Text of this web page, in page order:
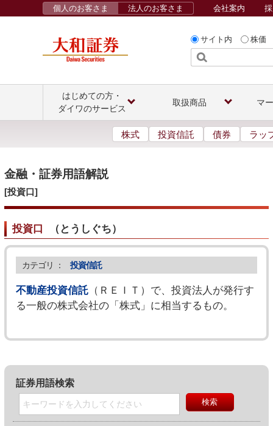
サイト内 株価
個人のお客さま 法人のお客さま 会社案内
はじめての方・
ダイワのサービス
取扱商品 マ
株式 投資信託 債券 ラッ
金融・証券用語解説
[投資口]
投資口 （ とうしぐち）
カテゴリ ： 投資信託
不動産投資信託（ＲＥＩＴ）で、投資法人が発行す
る一般の株式会社の「株式」に相当するもの。
証券用語検索